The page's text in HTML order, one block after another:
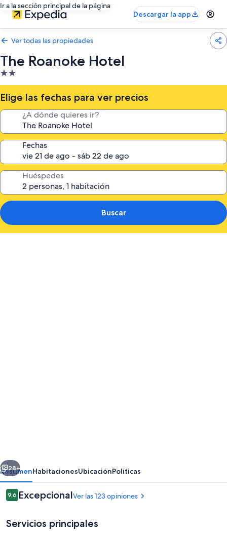
Ir a la sección principal de la página
Descargar la app
Ver todas las propiedades
The Roanoke Hotel
Propiedad
de
2.0
estrellas
Elige las fechas para ver precios
¿A dónde quieres ir?
Fechas
Huéspedes
Buscar
Siguiente
28+
ResumenHabitacionesUbicaciónPolíticas
Opiniones
9.69.6 de 10,
ExcepcionalVer las 123 opiniones
Servicios principales